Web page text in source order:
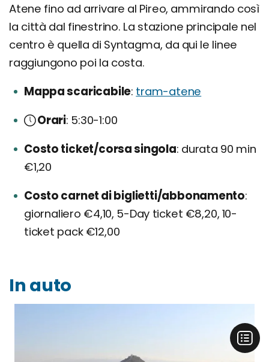
Atene fino ad arrivare al Pireo, ammirando così
la città dal finestrino. La stazione principale nel
centro è quella di Syntagma, da qui le linee
raggiungono poi la costa.
Mappa scaricabile tram-atene
Orari 5:30-1:00
Costo ticket/corsa singola durata 90 min
€1,20
Costo carnet di biglietti/abbonamento
giornaliero €4,10, 5-Day ticket €8,20, 10-
ticket pack €12,00
In auto